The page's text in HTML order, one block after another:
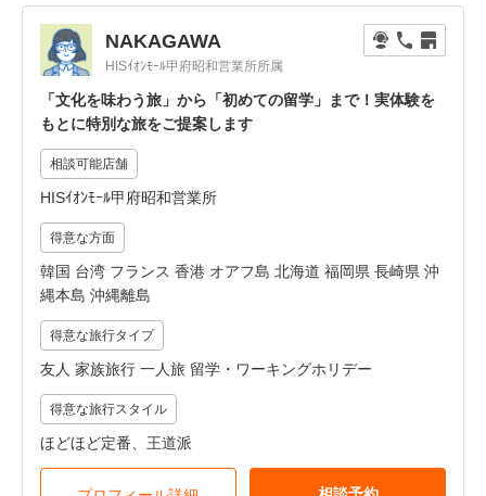
NAKAGAWA
HISｲｵﾝﾓｰﾙ甲府昭和営業所所属
「文化を味わう旅」から「初めての留学」まで！実体験を
もとに特別な旅をご提案します
相談可能店舗
HISｲｵﾝﾓｰﾙ甲府昭和営業所
得意な方面
韓国 台湾 フランス 香港 オアフ島 北海道 福岡県 長崎県 沖
縄本島 沖縄離島
得意な旅行タイプ
友人 家族旅行 一人旅 留学・ワーキングホリデー
得意な旅行スタイル
ほどほど定番、王道派